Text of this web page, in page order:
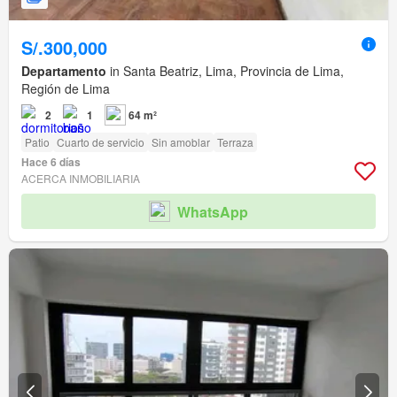
S/.300,000
Departamento in Santa Beatriz, Lima, Provincia de Lima,
Región de Lima
2 1 64 m²
Patio Cuarto de servicio Sin amoblar Terraza
Hace 6 días
ACERCA INMOBILIARIA
WhatsApp